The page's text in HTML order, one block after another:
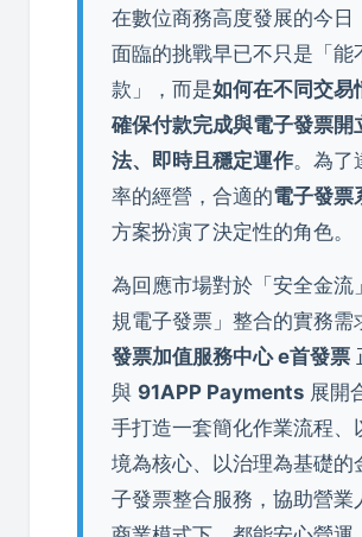
在數位商務高度發展的今日
面臨的挑戰早已不只是「能
款」，而是如何在不同交易
確保付款完成與電子發票開
法、即時且穩定運作。為了
率的經營，合適的電子發票
方案扮演了決定性的角色。
為回應市場對於「安全金流
規電子發票」整合的實務需
發票加值服務中心 e首發票
與 91APP Payments 展開
手打造一套簡化作業流程、
境為核心、以治理為基礎的
子發票整合服務，協助營業